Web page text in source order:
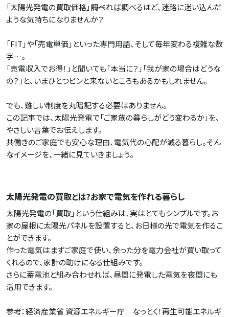
「太陽光発電の買取価格」――調べれば調べるほど、迷路に迷い込んだ
ような気持ちになりませんか？
「FIT」や「売電単価」といった専門用語、そして毎年変わる複雑な数
字…。
「売電収入でお得！」と聞いても「本当に？」「我が家の場合はどうな
の？」と、いまひとつピンと来ないところもあるかもしれません。
でも、難しい制度を丸暗記する必要はありません。
この記事では、太陽光発電で「ご家族の暮らしがどう変わるか」を、
やさしい言葉でお伝えします。
共働きのご家庭でも安心な理由、電気代の心配が減る暮らし。そん
なイメージを、一緒に見ていきましょう。
太陽光発電の買取とは?お家で電気を作れる暮らし
太陽光発電の「買取」という仕組みは、実はとてもシンプルです。お
家の屋根に太陽光パネルを設置すると、お日様の光で電気を作るこ
とができます。
作った電気はまずご家庭で使い、余った分を電力会社が買い取って
くれるので、家計の助けになる仕組みです。
さらに蓄電池と組み合わせれば、昼間に発電した電気を夜間にも
活用できます。
参考：経済産業省 資源エネルギー庁 なっとく！再生可能エネルギ
ハウスメーカーの登録数
31社 55棟
モデルハウス一覧へ